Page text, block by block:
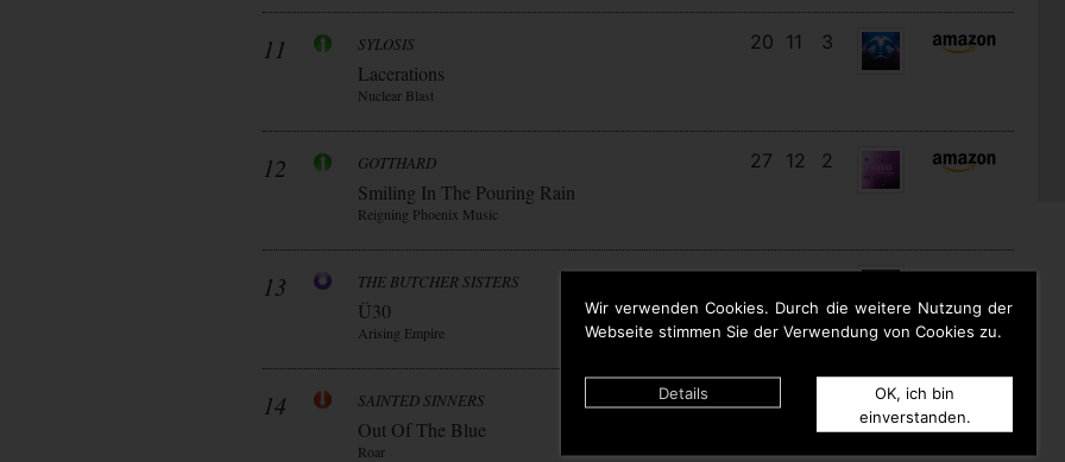
Wir verwenden Cookies. Durch die weitere Nutzung der
Webseite stimmen Sie der Verwendung von Cookies zu.
Details
OK, ich bin
einverstanden.
11 SYLOSIS
Lacerations
Nuclear Blast
20 11 3
12 GOTTHARD
Smiling In The Pouring Rain
Reigning Phoenix Music
27 12 2
13 THE BUTCHER SISTERS
Ü30
Arising Empire
13 13 6
14 SAINTED SINNERS
Out Of The Blue
Roar